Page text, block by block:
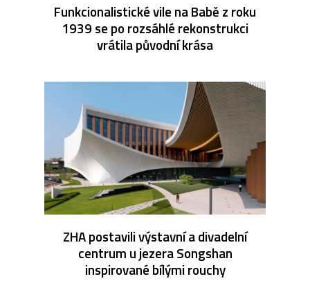
Funkcionalistické vile na Babě z roku
1939 se po rozsáhlé rekonstrukci
vrátila původní krása
ZHA postavili výstavní a divadelní
centrum u jezera Songshan
inspirované bílými rouchy